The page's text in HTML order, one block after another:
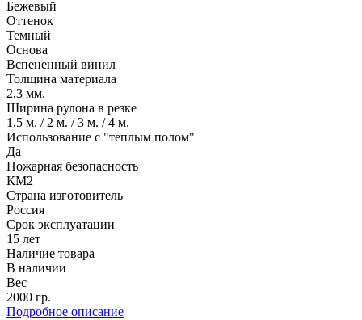
Бежевый
Оттенок
Темный
Основа
Вспененный винил
Толщина материала
2,3 мм.
Ширина рулона в резке
1,5 м. / 2 м. / 3 м. / 4 м.
Использование с "теплым полом"
Да
Пожарная безопасность
КМ2
Страна изготовитель
Россия
Срок эксплуатации
15 лет
Наличие товара
В наличии
Вес
2000 гр.
Подробное описание